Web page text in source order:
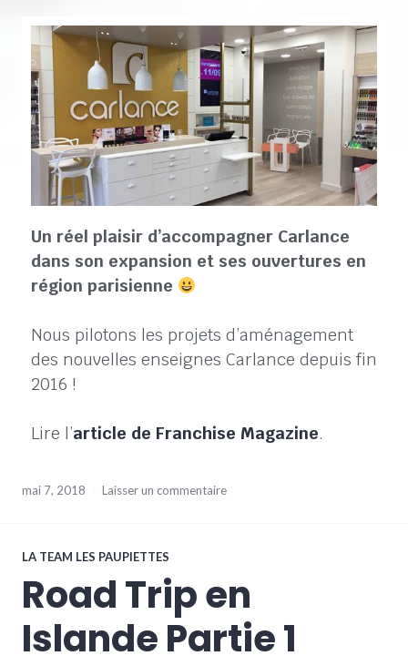
Un réel plaisir d’accompagner Carlance
dans son expansion et ses ouvertures en
région parisienne
Nous pilotons les projets d’aménagement
des nouvelles enseignes Carlance depuis fin
2016 !
Lire l’article de Franchise Magazine.
mai 7, 2018 Laisser un commentaire
LA TEAM LES PAUPIETTES
Road Trip en
Islande Partie 1